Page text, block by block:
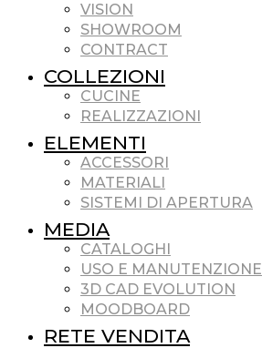
VISION
SHOWROOM
CONTRACT
COLLEZIONI
CUCINE
REALIZZAZIONI
ELEMENTI
ACCESSORI
MATERIALI
SISTEMI DI APERTURA
MEDIA
CATALOGHI
USO E MANUTENZIONE
3D CAD EVOLUTION
MOODBOARD
RETE VENDITA